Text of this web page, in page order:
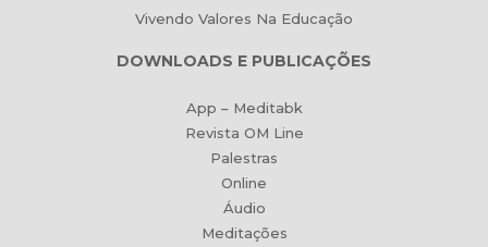
Vivendo Valores Na Educação
DOWNLOADS E PUBLICAÇÕES
App – Meditabk
Revista OM Line
Palestras
Online
Áudio
Meditações